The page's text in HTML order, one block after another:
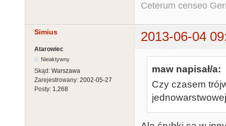
Ceterum censeo
Simius 2013-06-04
Atarowiec
Nieaktywny
Skąd: Warszawa
Zarejestrowany: 2002-05-27
Posty: 1,268
maw napisał/a:
Czy czasem